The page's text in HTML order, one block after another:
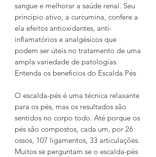
sangue e melhorar a saúde renal. Seu
princípio ativo, a curcumina, confere a
ela efeitos antioxidantes, anti-
inflamatórios e analgésicos que
podem ser úteis no tratamento de uma
ampla variedade de patologias.
Entenda os beneficios do Escalda Pés
O escalda-pés é uma técnica relaxante
para os pés, mas os resultados são
sentidos no corpo todo. Até porque os
pés são compostos, cada um, por 26
ossos, 107 ligamentos, 33 articulações.
Muitos se perguntam se o escalda-pés